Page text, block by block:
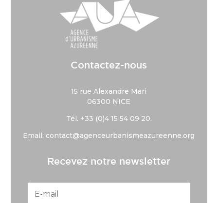
Contactez-nous
15 rue Alexandre Mari
06300 NICE
Tél. +33 (0)4 15 54 09 20.
Email: contact@agenceurbanismeazureenne.org
Recevez notre newsletter